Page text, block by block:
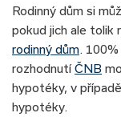
Rodinný dům si
pokud jich ale tolik
rodinný dům.
rozhodnutí ČNB
hypotéky, v
hypotéky.